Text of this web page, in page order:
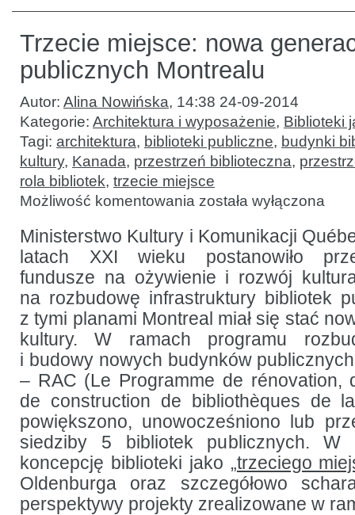
Trzecie miejsce: nowa
publicznych Montrealu
Autor: Alina Nowińska, 14:38 24-09-2014
Kategorie: Architektura i wyposażenie, Biblioteki
Tagi: architektura, biblioteki publiczne, budynki
kultury, Kanada, przestrzeń biblioteczna,
rola bibliotek, trzecie miejsce
Możliwość komentowania Trzecie
miejsce:
generacja
bibliotek
publicznych
Montrealu
została wyłączona
Ministerstwo Kultury i Komunikacji
latach XXI wieku postanowiło
fundusze na ożywienie i rozwój
na rozbudowę infrastruktury bibliotek
z tymi planami Montreal miał się stać
kultury. W ramach programu
i budowy nowych budynków
– RAC (Le Programme de rénovation,
de construction de bibliothèques de
powiększono, unowocześniono lub
siedziby 5 bibliotek publicznych. W
koncepcję biblioteki jako „trzeciego
Oldenburga oraz szczegółowo
perspektywy projekty zrealizowane w